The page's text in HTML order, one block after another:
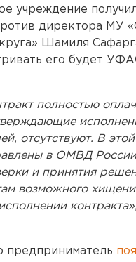
учреждение
директора МУ
Шамиля
его будет
полностью
отсутствуют. В
в ОМВД России
и принятия
возможного
предприниматель